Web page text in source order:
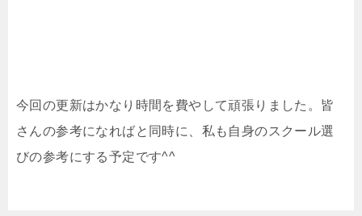
今回の更新はかなり時間を費やして頑張りました。皆
さんの参考になればと同時に、私も自身のスクール選
びの参考にする予定です^^